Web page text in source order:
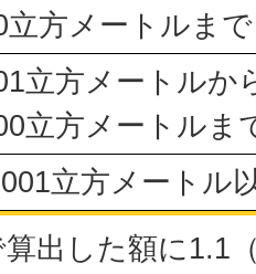
立方メートルまで
立方メートルか
立方メートルま
立方メートル
出した額に1.1